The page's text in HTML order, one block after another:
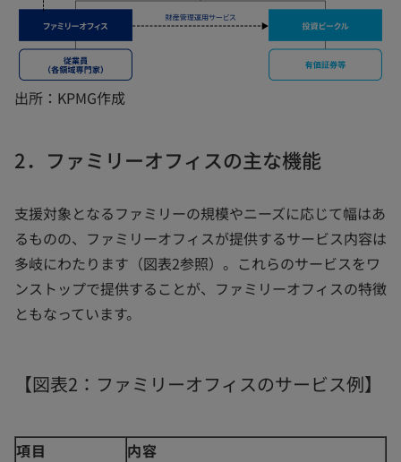
出所：KPMG作成
2．ファミリーオフィスの主な機能
支援対象となるファミリーの規模やニーズに応じて幅はあ
るものの、ファミリーオフィスが提供するサービス内容は
多岐にわたります（図表2参照）。これらのサービスをワ
ンストップで提供することが、ファミリーオフィスの特徴
ともなっています。
【図表2：ファミリーオフィスのサービス例】
項目 内容